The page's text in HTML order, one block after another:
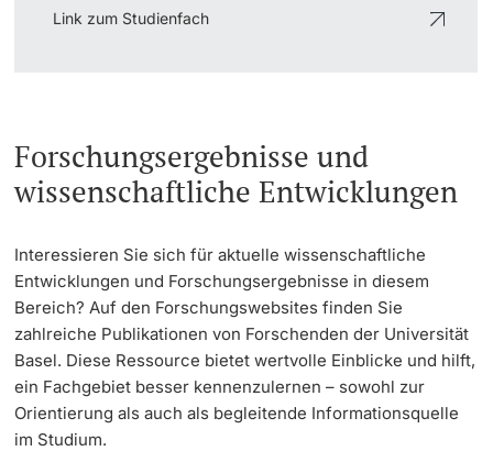
Link zum Studienfach
Forschungsergebnisse und
wissenschaftliche Entwicklungen
Interessieren Sie sich für aktuelle wissenschaftliche
Entwicklungen und Forschungsergebnisse in diesem
Bereich? Auf den Forschungswebsites finden Sie
zahlreiche Publikationen von Forschenden der Universität
Basel. Diese Ressource bietet wertvolle Einblicke und hilft,
ein Fachgebiet besser kennenzulernen – sowohl zur
Orientierung als auch als begleitende Informationsquelle
im Studium.